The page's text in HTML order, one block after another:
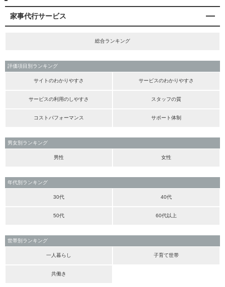
家事代行サービス
総合ランキング
評価項目別ランキング
サイトのわかりやすさ サービスのわかりやすさ
サービスの利用のしやすさ スタッフの質
コストパフォーマンス サポート体制
男女別ランキング
男性 女性
年代別ランキング
30代 40代
50代 60代以上
世帯別ランキング
一人暮らし 子育て世帯
共働き